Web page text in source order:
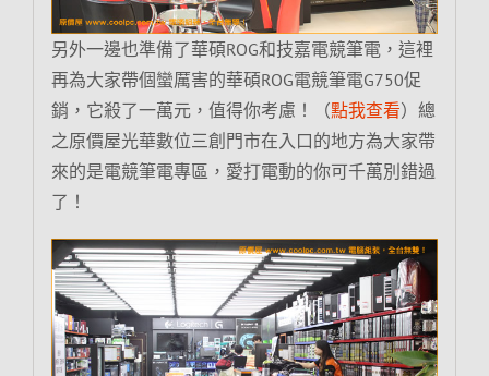
另外一邊也準備了華碩ROG和技嘉電競筆電，這裡
再為大家帶個蠻厲害的華碩ROG電競筆電G750促
銷，它殺了一萬元，值得你考慮！（點我查看）總
之原價屋光華數位三創門市在入口的地方為大家帶
來的是電競筆電專區，愛打電動的你可千萬別錯過
了！